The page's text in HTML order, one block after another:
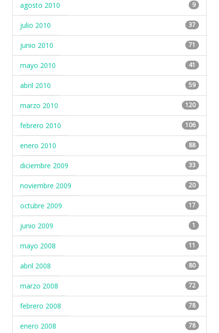
agosto 2010 9
julio 2010 37
junio 2010 71
mayo 2010 41
abril 2010 59
marzo 2010 120
febrero 2010 106
enero 2010 88
diciembre 2009 33
noviembre 2009 20
octubre 2009 17
junio 2009 1
mayo 2008 11
abril 2008 80
marzo 2008 72
febrero 2008 78
enero 2008 78